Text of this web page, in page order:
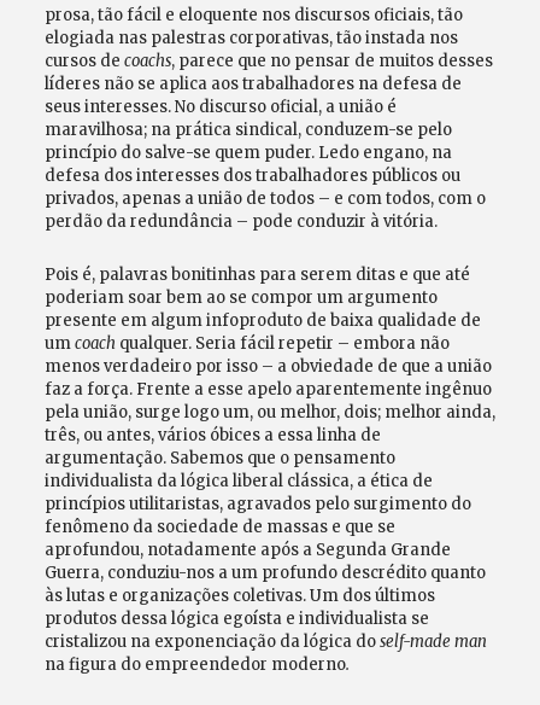
prosa, tão fácil e eloquente nos discursos oficiais, tão
elogiada nas palestras corporativas, tão instada nos
cursos de coachs, parece que no pensar de muitos desses
líderes não se aplica aos trabalhadores na defesa de
seus interesses. No discurso oficial, a união é
maravilhosa; na prática sindical, conduzem-se pelo
princípio do salve-se quem puder. Ledo engano, na
defesa dos interesses dos trabalhadores públicos ou
privados, apenas a união de todos – e com todos, com o
perdão da redundância – pode conduzir à vitória.
Pois é, palavras bonitinhas para serem ditas e que até
poderiam soar bem ao se compor um argumento
presente em algum infoproduto de baixa qualidade de
umcoach qualquer. Seria fácil repetir – embora não
menos verdadeiro por isso – a obviedade de que a união
faz a força. Frente a esse apelo aparentemente ingênuo
pela união, surge logo um, ou melhor, dois; melhor ainda,
três, ou antes, vários óbices a essa linha de
argumentação. Sabemos que o pensamento
individualista da lógica liberal clássica, a ética de
princípios utilitaristas, agravados pelo surgimento do
fenômeno da sociedade de massas e que se
aprofundou, notadamente após a Segunda Grande
Guerra, conduziu-nos a um profundo descrédito quanto
às lutas e organizações coletivas. Um dos últimos
produtos dessa lógica egoísta e individualista se
cristalizou na exponenciação da lógica doself-made man
na figura do empreendedor moderno.